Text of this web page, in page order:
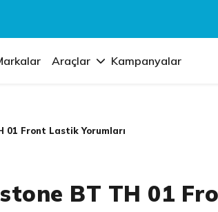
Araçlar Kampanyalar
01 Front Lastik Yorumları
BT TH 01